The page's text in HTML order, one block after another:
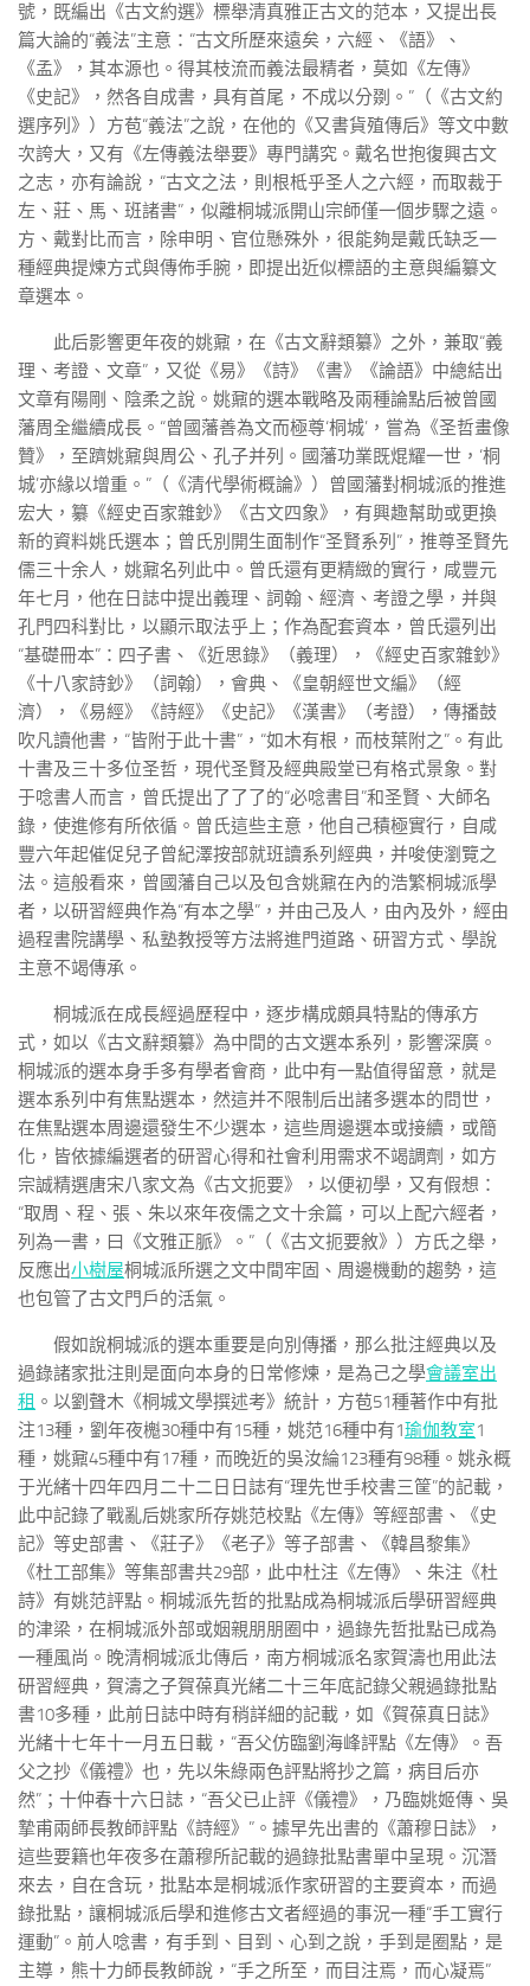
號，既編出《古文約選》標舉清真雅正古文的范本，又提出長
篇大論的“義法”主意：“古文所歷來遠矣，六經、《語》、
《孟》，其本源也。得其枝流而義法最精者，莫如《左傳》
《史記》，然各自成書，具有首尾，不成以分剟。”（《古文約
選序列》）方苞“義法”之說，在他的《又書貨殖傳后》等文中數
次誇大，又有《左傳義法舉要》專門講究。戴名世抱復興古文
之志，亦有論說，“古文之法，則根柢乎圣人之六經，而取裁于
左、莊、馬、班諸書”，似離桐城派開山宗師僅一個步驟之遠。
方、戴對比而言，除申明、官位懸殊外，很能夠是戴氏缺乏一
種經典提煉方式與傳佈手腕，即提出近似標語的主意與編纂文
章選本。
此后影響更年夜的姚鼐，在《古文辭類纂》之外，兼取“義
理、考證、文章”，又從《易》《詩》《書》《論語》中總結出
文章有陽剛、陰柔之說。姚鼐的選本戰略及兩種論點后被曾國
藩周全繼續成長。“曾國藩善為文而極尊‘桐城’，嘗為《圣哲畫像
贊》，至躋姚鼐與周公、孔子并列。國藩功業既焜耀一世，‘桐
城’亦緣以增重。”（《清代學術概論》）曾國藩對桐城派的推進
宏大，纂《經史百家雜鈔》《古文四象》，有興趣幫助或更換
新的資料姚氏選本；曾氏別開生面制作“圣賢系列”，推尊圣賢先
儒三十余人，姚鼐名列此中。曾氏還有更精緻的實行，咸豐元
年七月，他在日誌中提出義理、詞翰、經濟、考證之學，并與
孔門四科對比，以顯示取法乎上；作為配套資本，曾氏還列出
“基礎冊本”：四子書、《近思錄》（義理），《經史百家雜鈔》
《十八家詩鈔》（詞翰），會典、《皇朝經世文編》（經
濟），《易經》《詩經》《史記》《漢書》（考證），傳播鼓
吹凡讀他書，“皆附于此十書”，“如木有根，而枝葉附之”。有此
十書及三十多位圣哲，現代圣賢及經典殿堂已有格式景象。對
于唸書人而言，曾氏提出了了了的“必唸書目”和圣賢、大師名
錄，使進修有所依循。曾氏這些主意，他自己積極實行，自咸
豐六年起催促兒子曾紀澤按部就班讀系列經典，并唆使瀏覽之
法。這般看來，曾國藩自己以及包含姚鼐在內的浩繁桐城派學
者，以研習經典作為“有本之學”，并由己及人，由內及外，經由
過程書院講學、私塾教授等方法將進門道路、研習方式、學說
主意不竭傳承。
桐城派在成長經過歷程中，逐步構成頗具特點的傳承方
式，如以《古文辭類纂》為中間的古文選本系列，影響深廣。
桐城派的選本身手多有學者會商，此中有一點值得留意，就是
選本系列中有焦點選本，然這并不限制后出諸多選本的問世，
在焦點選本周邊還發生不少選本，這些周邊選本或接續，或簡
化，皆依據編選者的研習心得和社會利用需求不竭調劑，如方
宗誠精選唐宋八家文為《古文扼要》，以便初學，又有假想：
“取周、程、張、朱以來年夜儒之文十余篇，可以上配六經者，
列為一書，曰《文雅正脈》。”（《古文扼要敘》）方氏之舉，
反應出小樹屋桐城派所選之文中間牢固、周邊機動的趨勢，這
也包管了古文門戶的活氣。
假如說桐城派的選本重要是向別傳播，那么批注經典以及
過錄諸家批注則是面向本身的日常修煉，是為己之學會議室出
租 。以劉聲木《桐城文學撰述考》統計，方苞51種著作中有批
注13種，劉年夜櫆30種中有15種，姚范16種中有1瑜伽教室1
種，姚鼐45種中有17種，而晚近的吳汝綸123種有98種。姚永概
于光緒十四年四月二十二日日誌有“理先世手校書三筐”的記載，
此中記錄了戰亂后姚家所存姚范校點《左傳》等經部書、《史
記》等史部書、《莊子》《老子》等子部書、《韓昌黎集》
《杜工部集》等集部書共29部，此中杜注《左傳》、朱注《杜
詩》有姚范評點。桐城派先哲的批點成為桐城派后學研習經典
的津梁，在桐城派外部或姻親朋朋圈中，過錄先哲批點已成為
一種風尚。晚清桐城派北傳后，南方桐城派名家賀濤也用此法
研習經典，賀濤之子賀葆真光緒二十三年底記錄父親過錄批點
書10多種，此前日誌中時有稍詳細的記載，如《賀葆真日誌》
光緒十七年十一月五日載，“吾父仿臨劉海峰評點《左傳》。吾
父之抄《儀禮》也，先以朱綠兩色評點將抄之篇，病目后亦
然”；十仲春十六日誌，“吾父已止評《儀禮》，乃臨姚姬傳、吳
摯甫兩師長教師評點《詩經》”。據早先出書的《蕭穆日誌》，
這些要籍也年夜多在蕭穆所記載的過錄批點書單中呈現。沉潛
來去，自在含玩，批點本是桐城派作家研習的主要資本，而過
錄批點，讓桐城派后學和進修古文者經過的事況一種“手工實行
運動”。前人唸書，有手到、目到、心到之說，手到是圈點，是
主導，熊十力師長教師說，“手之所至，而目注焉，而心凝焉”